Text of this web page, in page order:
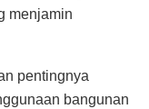
menjamin
pentingnya
bangunan